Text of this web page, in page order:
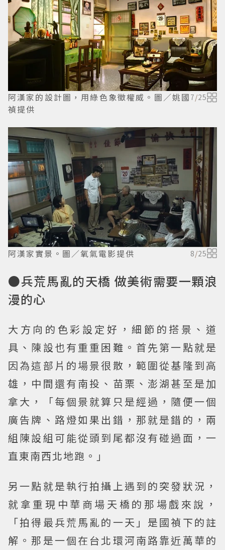
阿漢家的設計圖，用綠色象徵權威。圖／姚國
禎提供
7/25
阿漢家實景。圖／氧氣電影提供 8/25
●兵荒馬亂的天橋 做美術需要一顆浪
漫的心
大方向的色彩設定好，細節的搭景、道
具、陳設也有重重困難。首先第一點就是
因為這部片的場景很散，範圍從基隆到高
雄，中間還有南投、苗栗、澎湖甚至是加
拿大，「每個景就算只是經過，隨便一個
廣告牌、路燈如果出錯，那就是錯的，兩
組陳設組可能從頭到尾都沒有碰過面，一
直東南西北地跑。」
另一點就是執行拍攝上遇到的突發狀況，
就拿重現中華商場天橋的那場戲來說，
「拍得最兵荒馬亂的一天」是國禎下的註
解。那是一個在台北環河南路靠近萬華的